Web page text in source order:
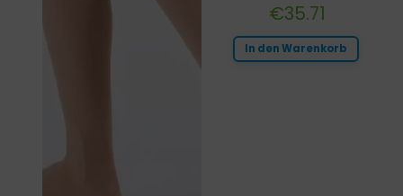
€35.71
In den Warenkorb